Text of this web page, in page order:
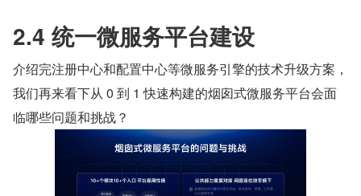
2.4 统一微服务平台建设
介绍完注册中心和配置中心等微服务引擎的技术升级方案，
我们再来看下从 0 到 1 快速构建的烟囱式微服务平台会面
临哪些问题和挑战？